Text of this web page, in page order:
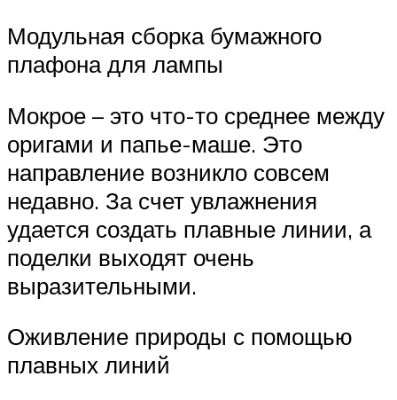
Модульная сборка бумажного
плафона для лампы
Мокрое – это что-то среднее между
оригами и папье-маше. Это
направление возникло совсем
недавно. За счет увлажнения
удается создать плавные линии, а
поделки выходят очень
выразительными.
Оживление природы с помощью
плавных линий